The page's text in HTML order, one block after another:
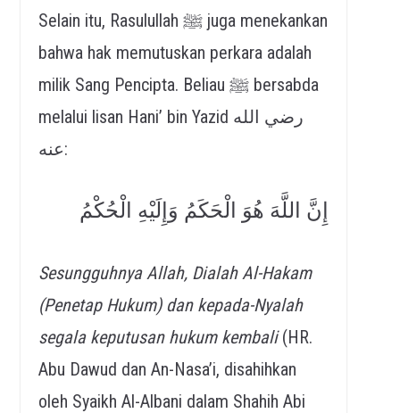
Selain itu, Rasulullah ﷺ juga menekankan
bahwa hak memutuskan perkara adalah
milik Sang Pencipta. Beliau ﷺ bersabda
melalui lisan Hani’ bin Yazid رضي الله
عنه:
إِنَّ اللَّهَ هُوَ الْحَكَمُ وَإِلَيْهِ الْحُكْمُ
Sesungguhnya Allah, Dialah Al-Hakam
(Penetap Hukum) dan kepada-Nyalah
segala keputusan hukum kembali(HR.
Abu Dawud dan An-Nasa’i, disahihkan
oleh Syaikh Al-Albani dalam Shahih Abi